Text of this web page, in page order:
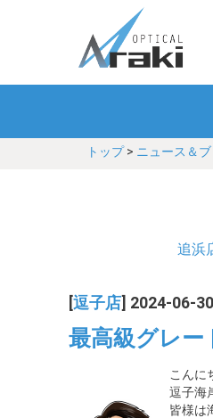
トップ> ニュース＆
追浜
逗子店 ] 2024-06-30
最高級グレー
こんに
逗子海
皆様は